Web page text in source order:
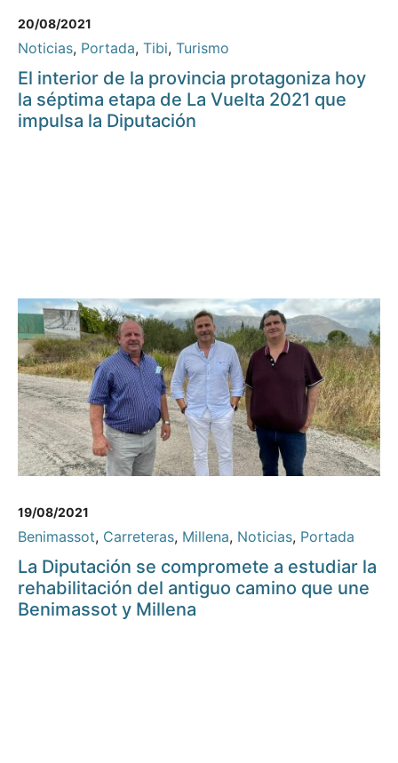
20/08/2021
Noticias, Portada, Tibi, Turismo
El interior de la provincia protagoniza hoy
la séptima etapa de La Vuelta 2021 que
impulsa la Diputación
19/08/2021
Benimassot, Carreteras, Millena, Noticias, Portada
La Diputación se compromete a estudiar la
rehabilitación del antiguo camino que une
Benimassot y Millena